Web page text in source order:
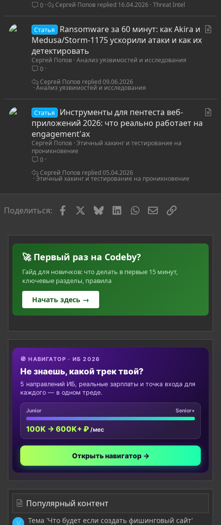
ь
0
Threat Intel
16.04.2026
Сергей Попов
Статья
Ransomware за 60 минут: как Akira и
Medusa/Storm-1175 ускорили атаки и как их
детектировать
Сергей Попов Анализ уязвимостей и исследования
0
Анализ уязвимостей и исследования
09.06.2026
Сергей Попов
Статья
Инструменты для пентеста веб-
приложений 2026: что реально работает на
engagement'ах
Сергей Попов Этичный хакинг и тестирование на
проникновение
0
Этичный хакинг и тестирование на проникновение
05.04.2026
Сергей Попов
Поделиться: FacebookBlueskyLinkedInWhatsAppЭлектронная
Ссылка
🚀 Первый раз на Codeby?
Гайд для новичков: что делать в первые 15 минут,
ключевые разделы, правила
Начать здесь →
🧭 НАВИГАТОР · ИБ 2026
Не знаешь, какой трек твой?
5 направлений ИБ, реальные зарплаты и точка входа для
каждого — в одном треде.
Junior Senior+
100K → 600K+ ₽ /мес
Открыть навигатор →
Популярный контент
V Тема 'Что будет если создать фишинговый сайт'